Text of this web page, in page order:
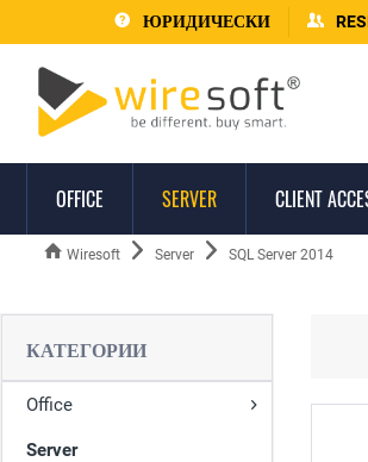
ЮРИДИЧЕСКИ
OFFICE SERVER CLIENT
Wiresoft Server SQL Server 2014
КАТЕГОРИИ
Office
Server